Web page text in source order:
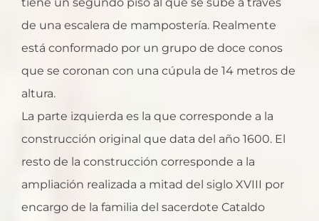
de una escalera de mampostería. Realmente
está conformado por un grupo de doce conos
que se coronan con una cúpula de 14 metros de
altura.
La parte izquierda es la que corresponde a la
construcción original que data del año 1600. El
resto de la construcción corresponde a la
ampliación realizada a mitad del siglo XVIII por
encargo de la familia del sacerdote Cataldo